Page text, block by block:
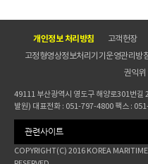
개인정보 처리방침 고객헌장
고정형영상정보처리기기운영관리방
권익위
49111 부산광역시 영도구 해양로301번길
발원) 대표전화 : 051-797-4800 팩스 :
관련사이트
COPYRIGHT(C) 2016 KOREA